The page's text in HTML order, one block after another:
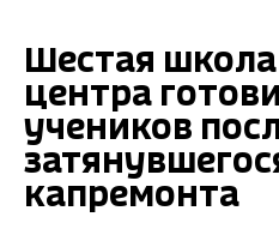
Шестая
центра
учеников
капремонта